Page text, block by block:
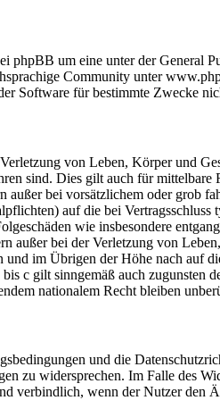
phpBB um eine unter der General
Community unter
Software für bestimmte Zwecke
von Leben, Körper und
sind. Dies gilt auch für mittelbare
außer bei vorsätzlichem oder grob
auf die bei
wie insbesondere
außer bei der Verletzung von
und im Übrigen der Höhe nach auf
c gilt sinngemäß auch zugunsten
nationalem Recht bleiben
und die
zu widersprechen. Im Falle des
verbindlich, wenn der Nutzer den